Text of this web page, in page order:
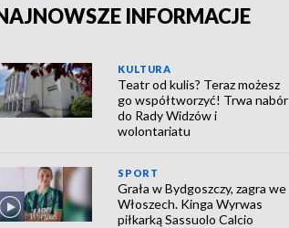
INFORMACJE
KULTURA
Teatr od kulis? Teraz możesz
go współtworzyć! Trwa nabór
do Rady Widzów i
wolontariatu
SPORT
Grała w Bydgoszczy, zagra we
Włoszech. Kinga Wyrwas
piłkarką Sassuolo Calcio